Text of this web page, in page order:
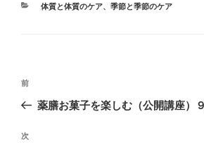
カ
体質と体質のケア、 季節と季節のケア
投
ビ
前
の
稿
前
薬膳お菓子を楽しむ（公開講座）
次
次